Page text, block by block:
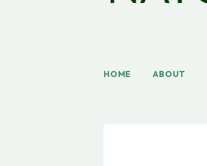
HOME ABOUT